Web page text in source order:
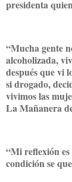
presidenta
“Mucha gente
alcoholizada,
después que vi
si drogado,
vivimos las
La Mañanera
“Mi reflexión
condición se